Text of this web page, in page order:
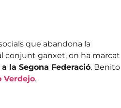
que abandona la
conjunt ganxet, on ha marcat
la Segona Federació. Benito
Verdejo.